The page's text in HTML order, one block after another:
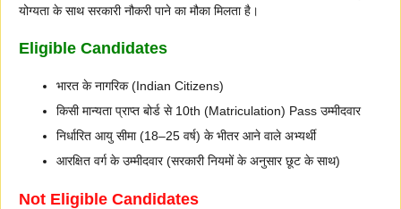
योग्यता के साथ सरकारी नौकरी पाने का मौका मिलता है।
Eligible Candidates
भारत के नागरिक (Indian Citizens)
किसी मान्यता प्राप्त बोर्ड से 10th (Matriculation) Pass उम्मीदवार
निर्धारित आयु सीमा (18–25 वर्ष) के भीतर आने वाले अभ्यर्थी
आरक्षित वर्ग के उम्मीदवार (सरकारी नियमों के अनुसार छूट के साथ)
Not Eligible Candidates